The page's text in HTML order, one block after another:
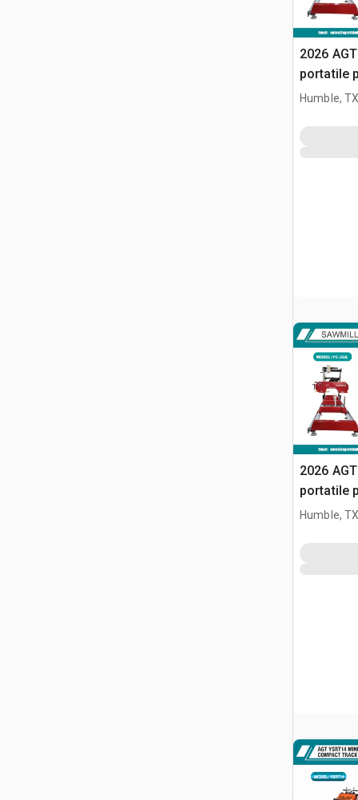
2026
portatile
Humble,
2026
portatile
Humble,